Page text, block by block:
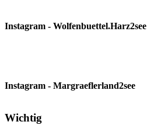
Instagram - Wolfenbuettel.Harz2see
Instagram - Margraeflerland2see
Wichtig